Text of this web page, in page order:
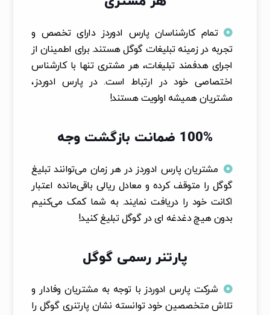
تمام کارشناسان پارس ادوردز دارای تخصص و
تجربه در زمینه تبلیغات گوگل هستند. برای اطمینان از
اجرای هدفمند تبلیغات، هر مشتری تنها با کارشناس
اختصاصی خود در ارتباط است. در پارس ادوردز،
مشتریان همیشه اولویت هستند!
100% ضمانت بازگشت وجه
مشتریان پارس ادوردز در هر زمان می‌توانند تبلیغ
گوگل را متوقف کرده و معادل ریالی باقی‌مانده اعتبار
اکانت خود را دریافت نمایند. به شما کمک می‌کنیم
بدون هیچ دغدغه ای در گوگل تبلیغ کنید!
پارتنر رسمی گوگل
شرکت پارس ادوردز با توجه به مشتریان وفادار و
تلاش متخصصین خود توانسته نشان پارتنری گوگل را